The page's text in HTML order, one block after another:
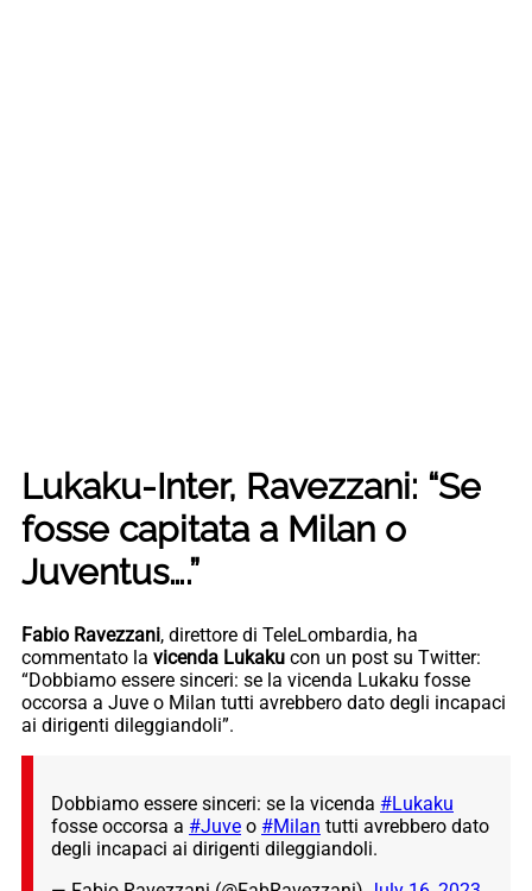
Lukaku-Inter, Ravezzani: “Se
fosse capitata a Milan o
Juventus….”
Fabio Ravezzani, direttore di TeleLombardia, ha
commentato la vicenda Lukaku con un post su Twitter:
“Dobbiamo essere sinceri: se la vicenda Lukaku fosse
occorsa a Juve o Milan tutti avrebbero dato degli incapaci
ai dirigenti dileggiandoli”.
Dobbiamo essere sinceri: se la vicenda #Lukaku
fosse occorsa a #Juve o #Milan tutti avrebbero dato
degli incapaci ai dirigenti dileggiandoli.